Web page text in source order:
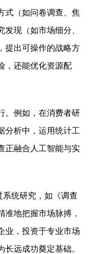
式（如问卷调查、焦
现（如市场细分、
提出可操作的战略方
，还能优化资源配
。例如，在消费者研
分析中，运用统计工
正融合人工智能与实
系统研究，如《调查
地把握市场脉搏，
业，投资于专业市场
远成功奠定基础。